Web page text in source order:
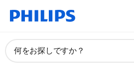
何をお探しですか？